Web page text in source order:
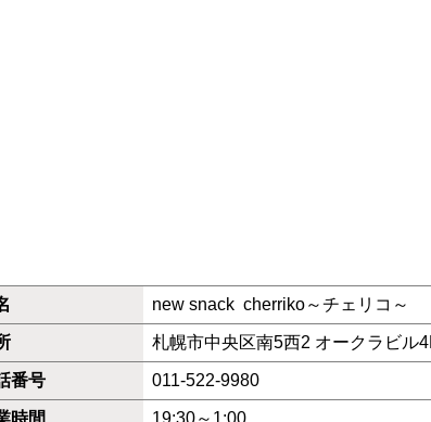
new snack cherriko～チェリコ～
札幌市中央区南5西2 オークラビル
番号 011-522-9980